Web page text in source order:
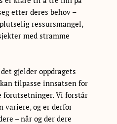
etter deres behov –
ressursmangel,
med stramme
gjelder oppdragets
tilpasse innsatsen for
forutsetninger. Vi forstår
variere, og er derfor
– når og der dere